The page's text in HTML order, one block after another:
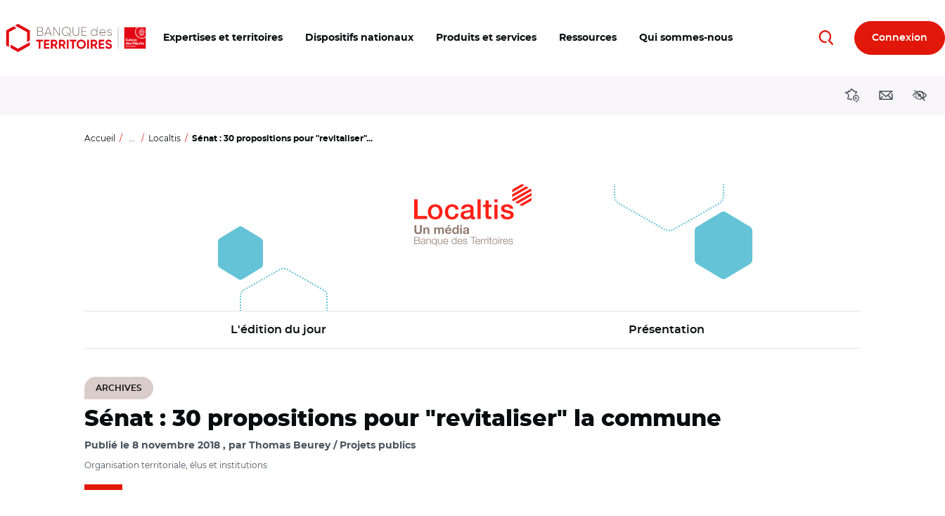
Aller
au
Aller
au
Ouvrir
les
Expertises et territoires Dispositifs nationaux Produits et services Ressources Qui sommes-nous RechercherConnexion
DirectionsContact
Accueil ... Localtis Sénat : 30 propositions pour "revitaliser"...
L'édition du jour Présentation
ARCHIVES
Sénat : 30 propositions pour "revitaliser" la commune
Publié le 8 novembre 2018 par Thomas Beurey / Projets publics
Organisation territoriale, élus et institutions